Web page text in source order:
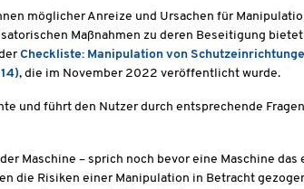
möglicher Anreize und Ursachen für
Maßnahmen zu deren Beseitigung
Checkliste: Manipulation von
, die im November 2022 veröffentlicht wurde.
und führt den Nutzer durch entsprechende
Maschine – sprich noch bevor eine Maschine das
die Risiken einer Manipulation in Betracht